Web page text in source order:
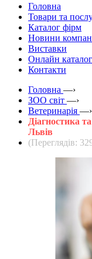
Головна
Товари та
Каталог фірм
Новини
Виставки
Онлайн каталог
Контакти
Головна —›
ЗOO світ —›
Ветеринарія —›
Діагностика
Львів
(Переглядів: